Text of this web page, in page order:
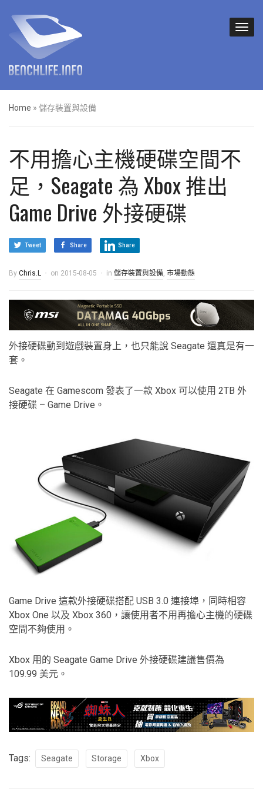
Home » 儲存裝置與設備
不用擔心主機硬碟空間不
足，Seagate 為 Xbox 推出
Game Drive 外接硬碟
Tweet Share Share
By Chris.L on 2015-08-05 in 儲存裝置與設備, 市場動態
外接硬碟動到遊戲裝置身上，也只能說 Seagate 還真是有一
套。
Seagate 在 Gamescom 發表了一款 Xbox 可以使用 2TB 外
接硬碟 – Game Drive。
Game Drive 這款外接硬碟搭配 USB 3.0 連接埠，同時相容
Xbox One 以及 Xbox 360，讓使用者不用再擔心主機的硬碟
空間不夠使用。
Xbox 用的 Seagate Game Drive 外接硬碟建議售價為
109.99 美元。
Tags: Seagate Storage Xbox